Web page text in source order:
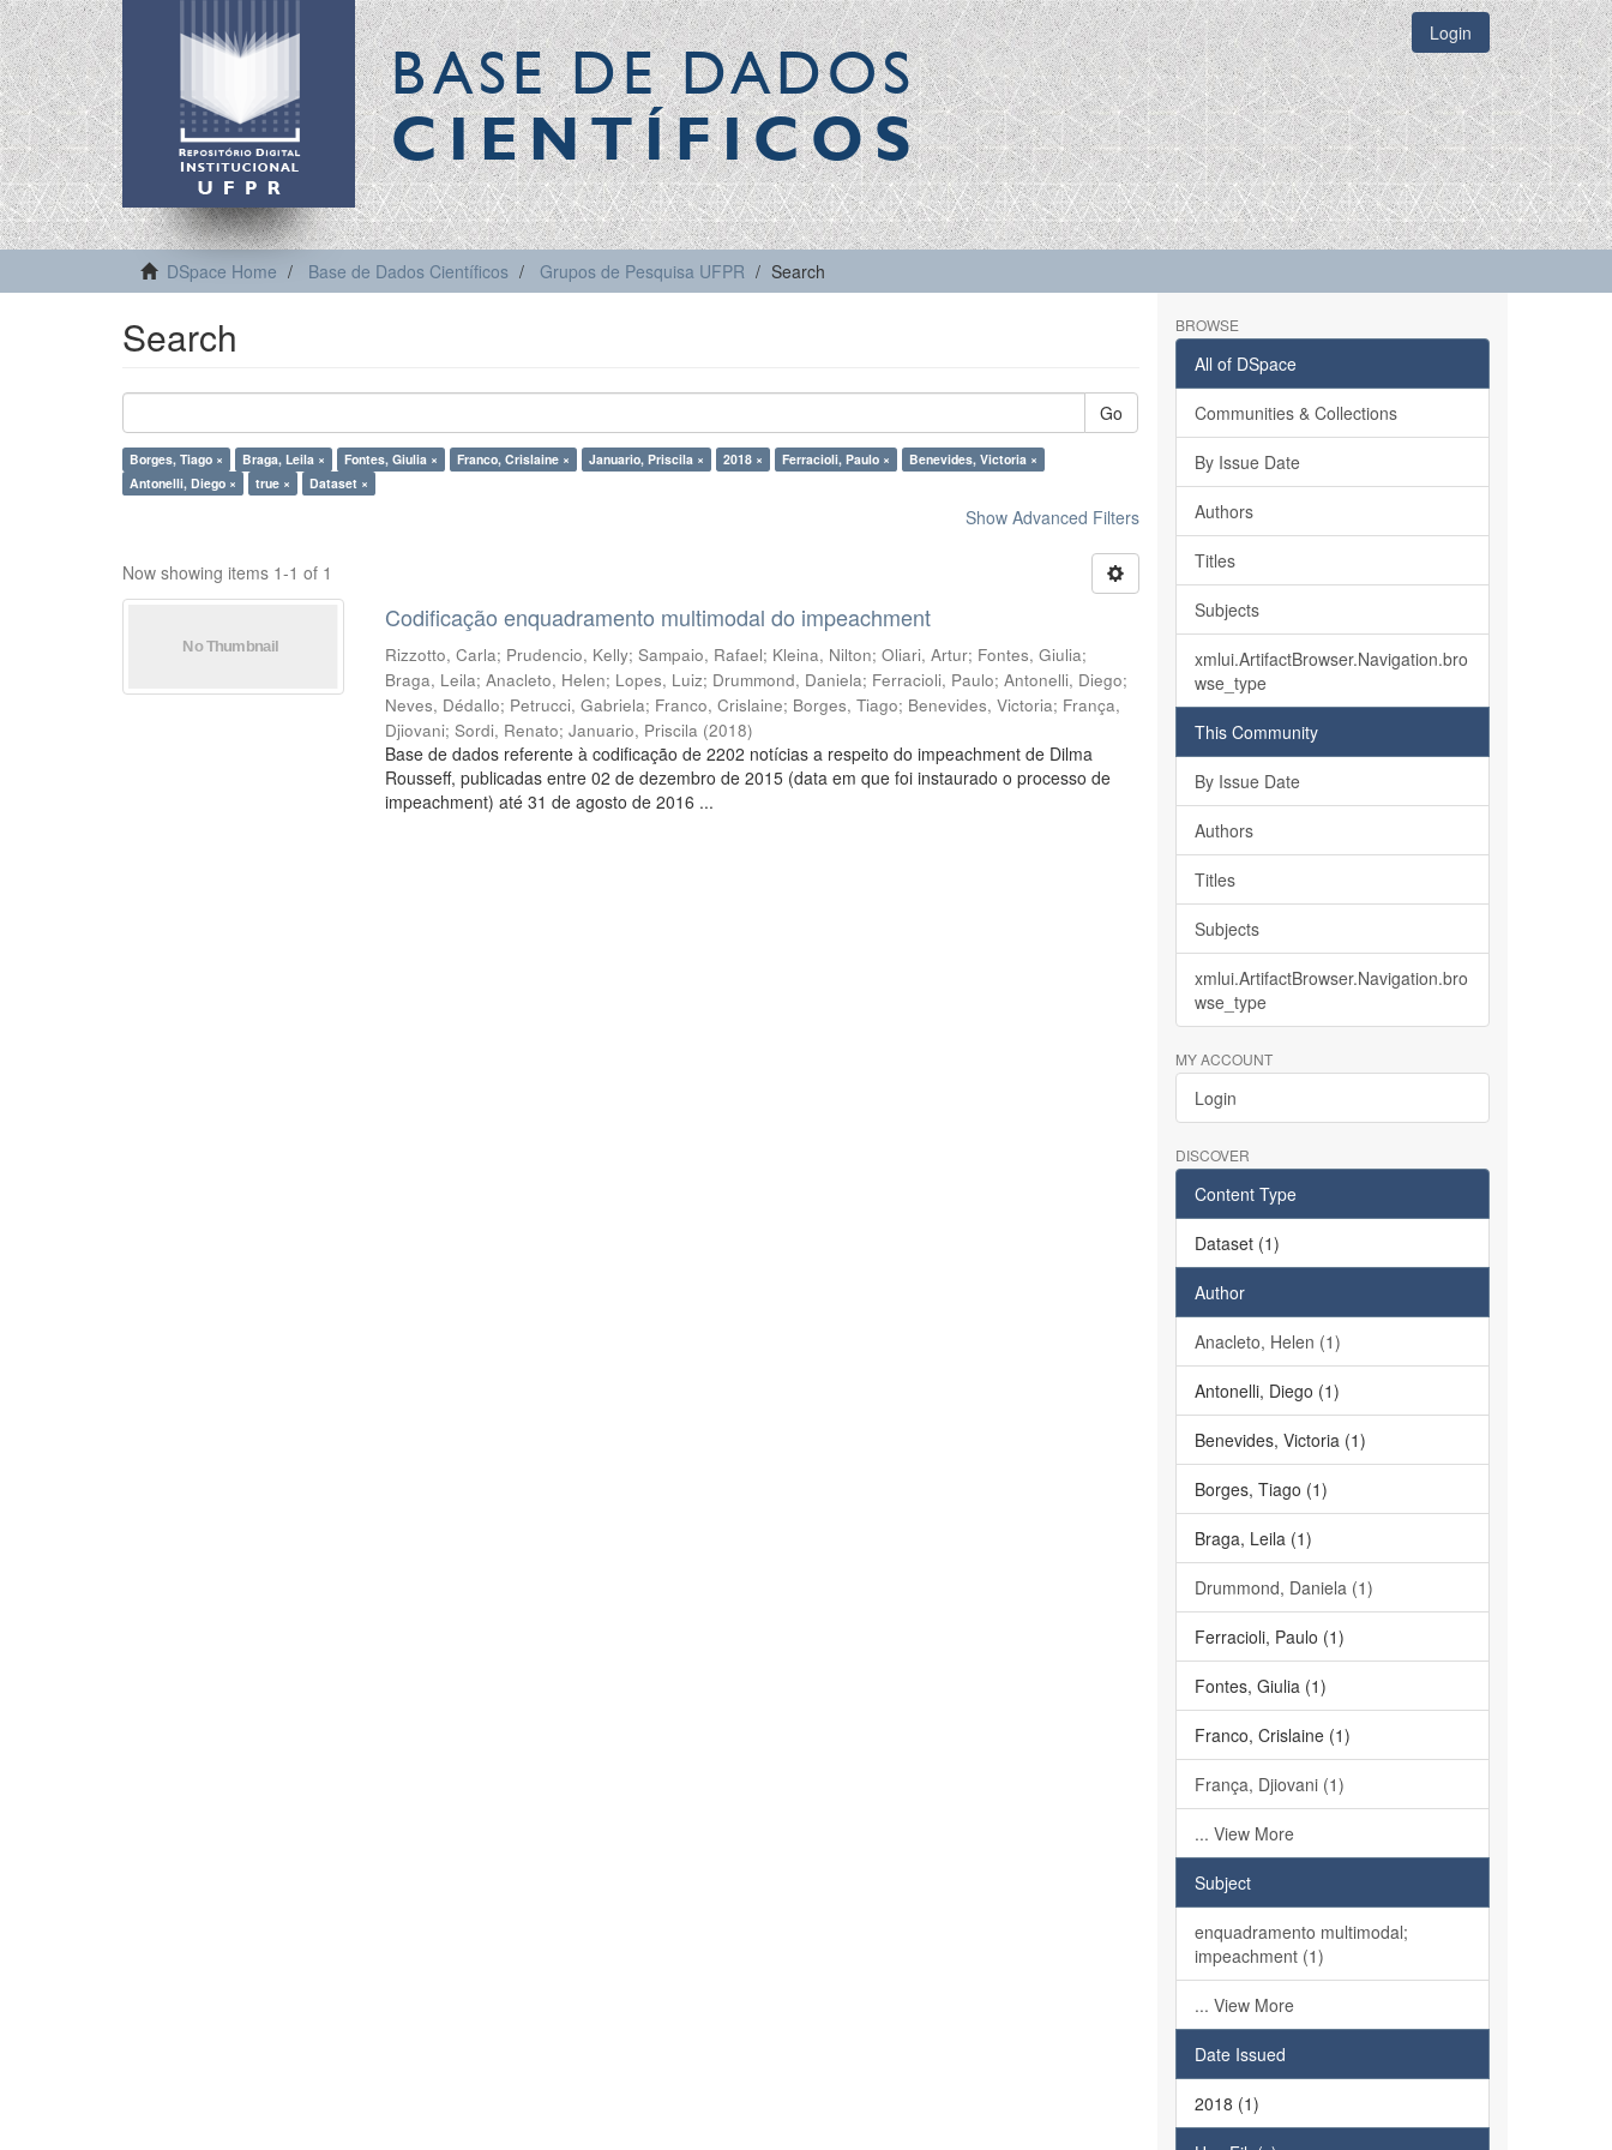
BASE DE DADOS
CIENTÍFICOS
Login
DSpace Home Base de Dados Científicos Grupos de Pesquisa UFPR Search
Search
Go
Borges, Tiago × Braga, Leila × Fontes, Giulia × Franco, Crislaine × Januario, Priscila × 2018 × Ferracioli, Paulo ×
Benevides, Victoria ×
Antonelli, Diego ×
true × Dataset ×
Show Advanced Filters
Now showing items 1-1 of 1
Codificação enquadramento multimodal do impeachment
Rizzotto, Carla; Prudencio, Kelly;Sampaio, Rafael; Kleina, Nilton;Oliari, Artur; Fontes, Giulia;
Braga, Leila;Anacleto, Helen; Lopes, Luiz; Drummond, Daniela; Ferracioli, Paulo;Antonelli, Diego;
Neves, Dédallo; Petrucci, Gabriela; Franco, Crislaine; Borges, Tiago; Benevides, Victoria; França,
Djiovani;Sordi, Renato;Januario, Priscila (2018)
Base de dados referente à codificação de 2202 notícias a respeito do impeachment de Dilma
Rousseff, publicadas entre 02 de dezembro de 2015 (data em que foi instaurado o processo de
impeachment) até 31 de agosto de 2016 ...
BROWSE
All of DSpace
Communities & Collections
By Issue Date
Authors
Titles
Subjects
xmlui.ArtifactBrowser.Navigation.bro
wse_type
This Community
By Issue Date
Authors
Titles
Subjects
xmlui.ArtifactBrowser.Navigation.bro
wse_type
MY ACCOUNT
Login
DISCOVER
Content Type
Dataset (1)
Author
Anacleto, Helen (1)
Antonelli, Diego (1)
Benevides, Victoria (1)
Borges, Tiago (1)
Braga, Leila (1)
Drummond, Daniela (1)
Ferracioli, Paulo (1)
Fontes, Giulia (1)
Franco, Crislaine (1)
França, Djiovani (1)
... View More
Subject
enquadramento multimodal;
impeachment (1)
... View More
Date Issued
2018 (1)